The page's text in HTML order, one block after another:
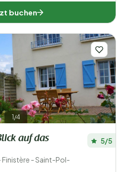
buchen
1/4
auf das
Finistère - Saint-Pol-
5/5